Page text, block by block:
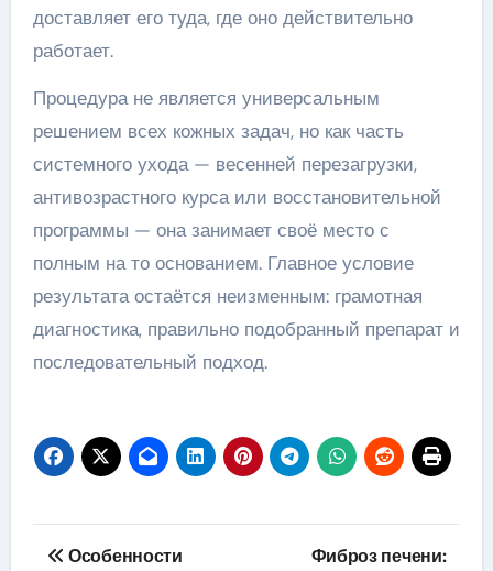
доставляет его туда, где оно действительно
работает.
Процедура не является универсальным
решением всех кожных задач, но как часть
системного ухода — весенней перезагрузки,
антивозрастного курса или восстановительной
программы — она занимает своё место с
полным на то основанием. Главное условие
результата остаётся неизменным: грамотная
диагностика, правильно подобранный препарат и
последовательный подход.
Навигация
Особенности
Фиброз печени: